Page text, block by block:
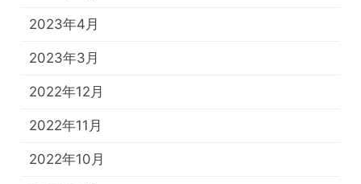
2023年4月
2023年3月
2022年12月
2022年11月
2022年10月